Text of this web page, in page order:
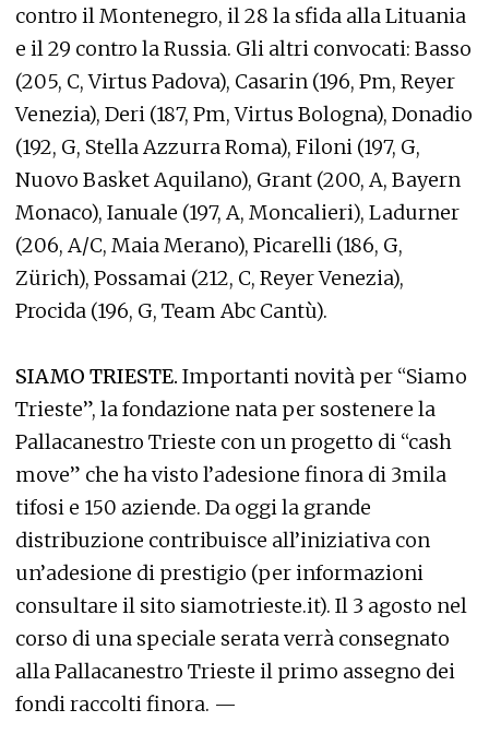
contro il Montenegro, il 28 la sfida alla Lituania
e il 29 contro la Russia. Gli altri convocati: Basso
(205, C, Virtus Padova), Casarin (196, Pm, Reyer
Venezia), Deri (187, Pm, Virtus Bologna), Donadio
(192, G, Stella Azzurra Roma), Filoni (197, G,
Nuovo Basket Aquilano), Grant (200, A, Bayern
Monaco), Ianuale (197, A, Moncalieri), Ladurner
(206, A/C, Maia Merano), Picarelli (186, G,
Zürich), Possamai (212, C, Reyer Venezia),
Procida (196, G, Team Abc Cantù).
SIAMO TRIESTE. Importanti novità per “Siamo
Trieste”, la fondazione nata per sostenere la
Pallacanestro Trieste con un progetto di “cash
move” che ha visto l’adesione finora di 3mila
tifosi e 150 aziende. Da oggi la grande
distribuzione contribuisce all’iniziativa con
un’adesione di prestigio (per informazioni
consultare il sito siamotrieste.it). Il 3 agosto nel
corso di una speciale serata verrà consegnato
alla Pallacanestro Trieste il primo assegno dei
fondi raccolti finora. —